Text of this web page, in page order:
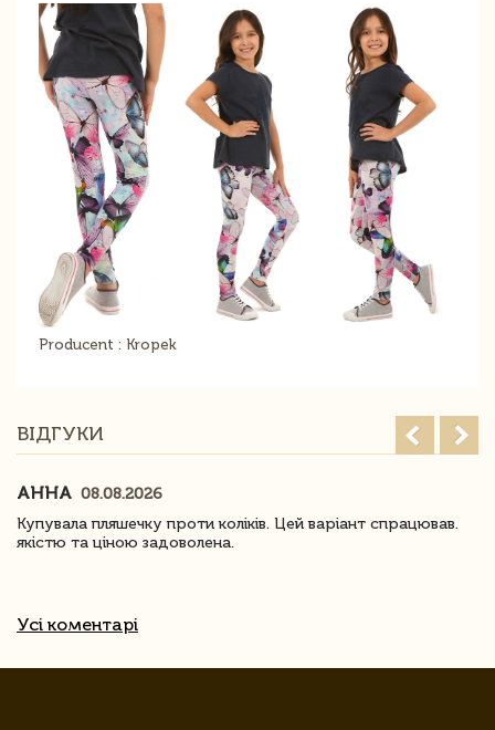
Producent : Kropek
ВІДГУКИ
АННА 08.08.2026
Купувала пляшечку проти коліків. Цей варіант спрацював.
якістю та ціною задоволена.
Усі коментарі